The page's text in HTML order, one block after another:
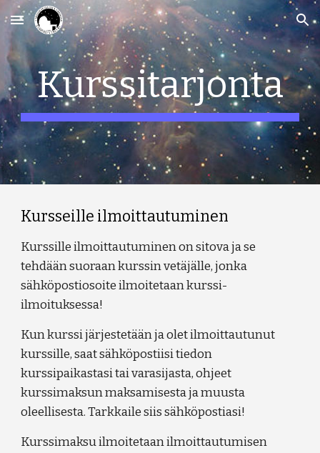
Skip to main content Skip to navigation
Kurssitarjonta
Kursseille ilmoittautuminen
Kurssille ilmoittautuminen on sitova ja se
tehdään suoraan kurssin vetäjälle, jonka
sähköpostiosoite ilmoitetaan kurssi-
ilmoituksessa!
Kun kurssi järjestetään ja olet ilmoittautunut
kurssille, saat sähköpostiisi tiedon
kurssipaikastasi tai varasijasta, ohjeet
kurssimaksun maksamisesta ja muusta
oleellisesta. Tarkkaile siis sähköpostiasi!
Kurssimaksu ilmoitetaan ilmoittautumisen